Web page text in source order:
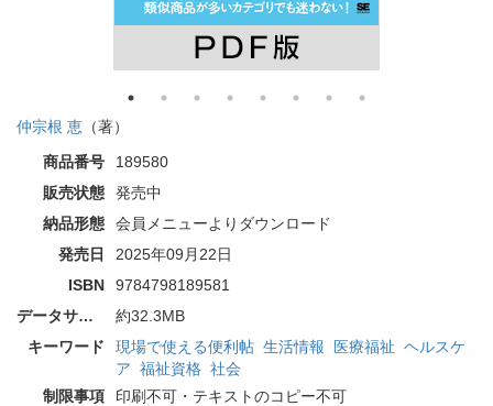
仲宗根 恵 （著）
商品番号
189580
販売状態
発売中
納品形態
会員メニューよりダウンロード
発売日
2025年09月22日
ISBN
9784798189581
データサイズ
約32.3MB
キーワード
現場で使える便利帖 生活情報 医療福祉 ヘルスケ
ア 福祉資格 社会
制限事項
印刷不可・テキストのコピー不可